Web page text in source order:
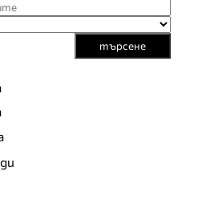
търсене